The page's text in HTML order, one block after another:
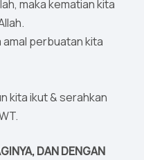
maka kematian kita
perbuatan kita
kita ikut & serahkan
DAN DENGAN